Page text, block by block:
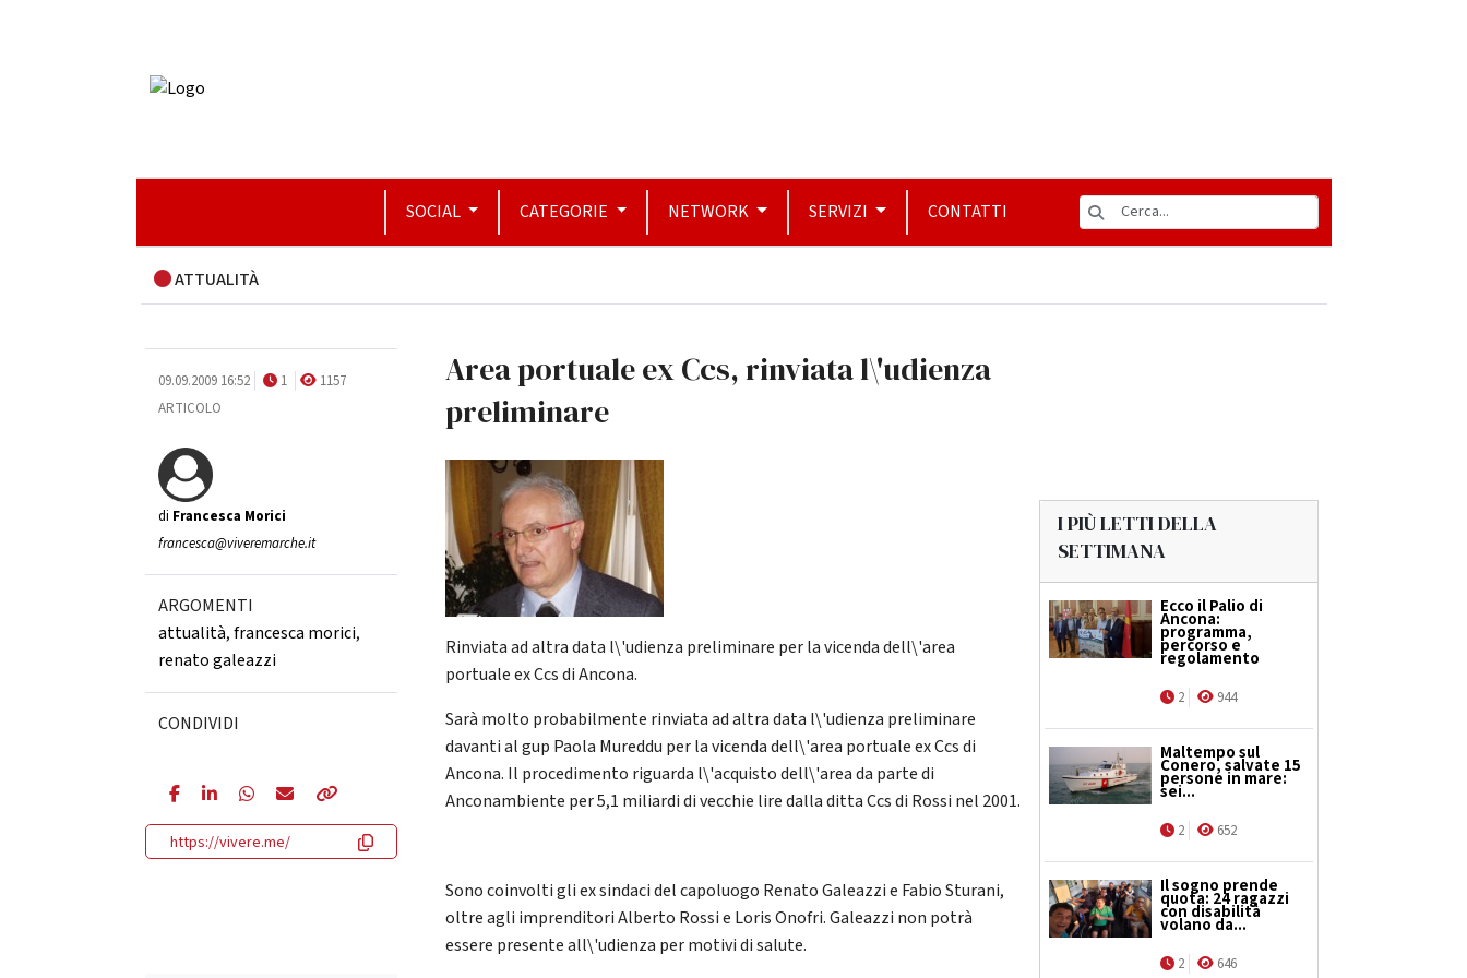
SOCIAL CATEGORIE NETWORK SERVIZI CONTATTI
ATTUALITÀ
09.09.2009 16:52 1
1157
ARTICOLO
di Francesca Morici
francesca@viveremarche.it
ARGOMENTI
attualità,francesca morici,
renato galeazzi
CONDIVIDI
https://vivere.me/
Area portuale ex Ccs, rinviata l\'udienza
preliminare
Rinviata ad altra data l\'udienza preliminare per la vicenda dell\'area
portuale ex Ccs di Ancona.
Sarà molto probabilmente rinviata ad altra data l\'udienza preliminare
davanti al gup Paola Mureddu per la vicenda dell\'area portuale ex Ccs di
Ancona. Il procedimento riguarda l\'acquisto dell\'area da parte di
Anconambiente per 5,1 miliardi di vecchie lire dalla ditta Ccs di Rossi nel 2001.
Sono coinvolti gli ex sindaci del capoluogo Renato Galeazzi e Fabio Sturani,
oltre agli imprenditori Alberto Rossi e Loris Onofri. Galeazzi non potrà
essere presente all\'udienza per motivi di salute.
I PIÙ LETTI DELLA
SETTIMANA
Ecco il Palio di
Ancona:
programma,
percorso e
regolamento
2 944
Maltempo sul
Conero, salvate 15
persone in mare:
sei...
2 652
Il sogno prende
quota: 24 ragazzi
con disabilità
volano da...
2 646